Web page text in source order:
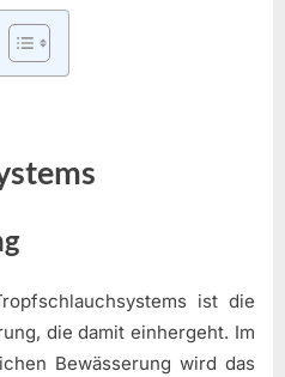
ist die
die damit einhergeht. Im
Bewässerung wird das